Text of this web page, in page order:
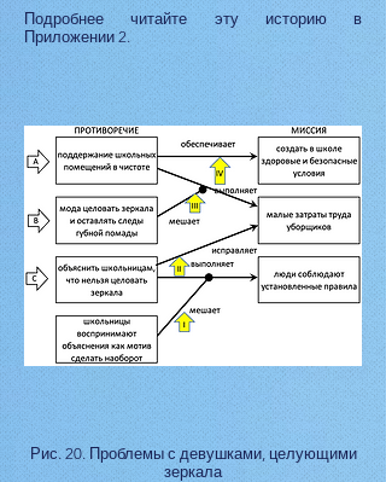
Подробнее читайте эту историю в
Приложении 2.
Рис. 20. Проблемы с девушками, целующими
зеркала